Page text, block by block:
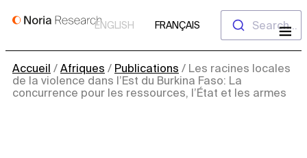
Aller
ENGLISH FRANÇAIS Search...
Accueil / Afriques / Publications / Les racines locales
de la violence dans l’Est du Burkina Faso: La
concurrence pour les ressources, l’État et les armes